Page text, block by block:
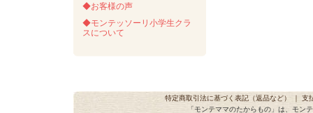
◆お客様の声
◆モンテッソーリ小学生クラ
スについて
特定商取引法に基づく表記（返品など） ｜ 支
「モンテママのたからもの」は、モン